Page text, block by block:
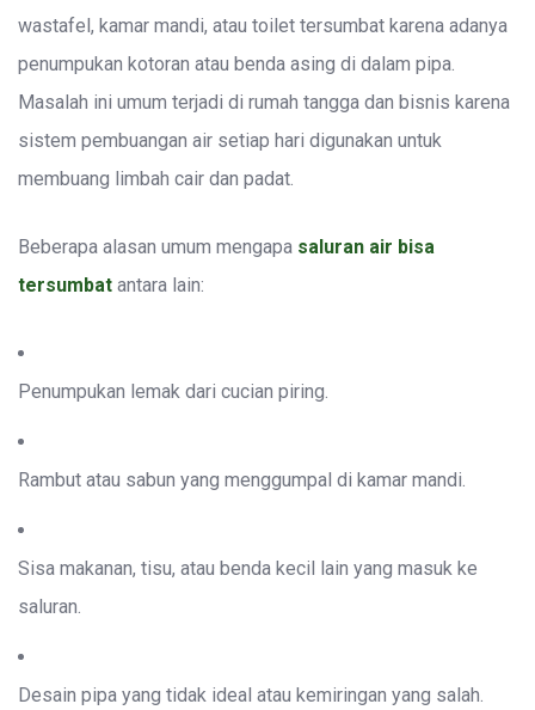
wastafel, kamar mandi, atau toilet tersumbat karena adanya
penumpukan kotoran atau benda asing di dalam pipa.
Masalah ini umum terjadi di rumah tangga dan bisnis karena
sistem pembuangan air setiap hari digunakan untuk
membuang limbah cair dan padat.
Beberapa alasan umum mengapa saluran air bisa
tersumbat antara lain:
Penumpukan lemak dari cucian piring.
Rambut atau sabun yang menggumpal di kamar mandi.
Sisa makanan, tisu, atau benda kecil lain yang masuk ke
saluran.
Desain pipa yang tidak ideal atau kemiringan yang salah.